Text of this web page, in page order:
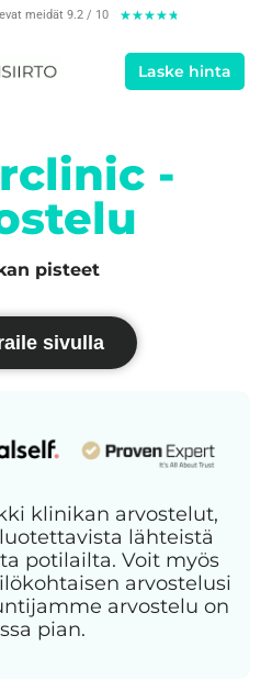
meidät 9.2 / 10 ★★★★★
Laske hinta
-
pisteet
sivulla
klinikan arvostelut,
lähteistä
potilailta. Voit myös
arvostelusi
arvostelu on
pian.